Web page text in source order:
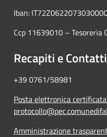
Iban:
Ccp 11639010 – Tesoreria
Recapiti e
+39 0761/58981
Posta elettronica certificata
Amministrazione